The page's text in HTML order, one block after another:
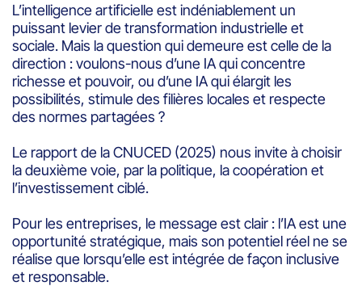
L’intelligence artificielle est indéniablement un
puissant levier de transformation industrielle et
sociale. Mais la question qui demeure est celle de la
direction : voulons-nous d’une IA qui concentre
richesse et pouvoir, ou d’une IA qui élargit les
possibilités, stimule des filières locales et respecte
des normes partagées ?
Le rapport de la CNUCED (2025) nous invite à choisir
la deuxième voie, par la politique, la coopération et
l’investissement ciblé.
Pour les entreprises, le message est clair : l’IA est une
opportunité stratégique, mais son potentiel réel ne se
réalise que lorsqu’elle est intégrée de façon inclusive
et responsable.